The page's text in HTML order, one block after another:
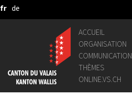
Saut au contenu principal
fr de
ACCUEIL
ORGANISATION
COMMUNICATION
THÈMES
ONLINE.VS.CH